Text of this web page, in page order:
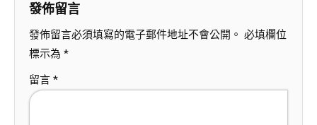
發佈留言
發佈留言必須填寫的電子郵件地址不會公開。 必填欄位
標示為 *
留言 *